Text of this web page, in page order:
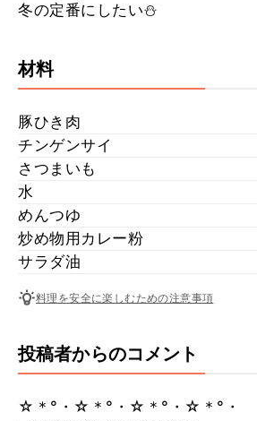
冬の定番にしたい⛄️
材料
豚ひき肉
チンゲンサイ
さつまいも
水
めんつゆ
炒め物用カレー粉
サラダ油
料理を安全に楽しむための注意事項
投稿者からのコメント
☆＊°・☆＊°・☆＊°・☆＊°・